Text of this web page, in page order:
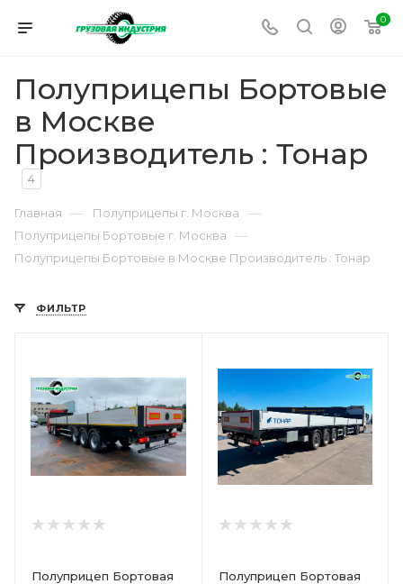
0
Полуприцепы Бортовые
в Москве
Производитель : Тонар
4
Главная — Полуприцепы г. Москва —
Полуприцепы Бортовые г. Москва —
Полуприцепы Бортовые в Москве Производитель : Тонар
ФИЛЬТР
Полуприцеп Бортовая
Полуприцеп Бортовая